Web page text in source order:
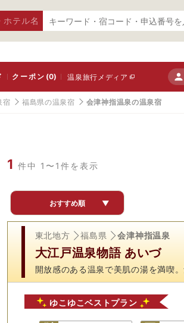
ホテル名
クーポン(0) 温泉旅行メディア
宿 福島県の温泉宿 会津神指温泉の温泉宿
1 件中 1〜1件を表示
おすすめ順 ▼
東北地方 福島県 会津神指温泉
大江戸温泉物語 あいづ
開放感のある温泉で美肌の湯を満喫
ゆこゆこベストプラン